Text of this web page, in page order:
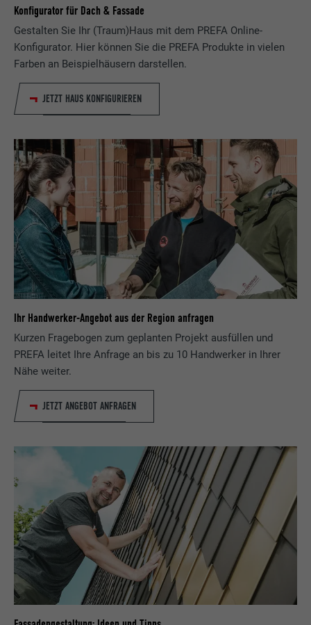
Konfigurator für Dach & Fassade
Gestalten Sie Ihr (Traum)Haus mit dem PREFA Online-
Konfigurator. Hier können Sie die PREFA Produkte in vielen
Farben an Beispielhäusern darstellen.
JETZT HAUS KONFIGURIEREN
Ihr Handwerker-Angebot aus der Region anfragen
Kurzen Fragebogen zum geplanten Projekt ausfüllen und
PREFA leitet Ihre Anfrage an bis zu 10 Handwerker in Ihrer
Nähe weiter.
JETZT ANGEBOT ANFRAGEN